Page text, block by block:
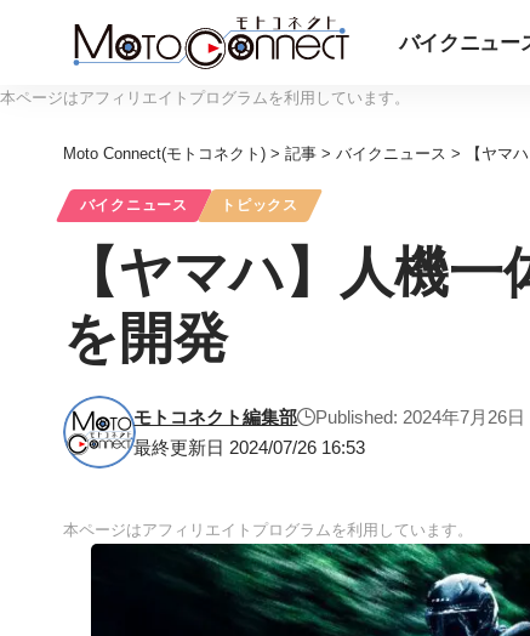
バイクニュー
本ページはアフィリエイトプログラムを利用しています。
Moto Connect(モトコネクト) > 記事 > バイクニュース > 【ヤマ
バイクニュース トピックス
【ヤマハ】人機
を開発
最終更新日 2024/07/26 16:53
モトコネクト編集部 Published: 2024年7月26日
本ページはアフィリエイトプログラムを利用しています。